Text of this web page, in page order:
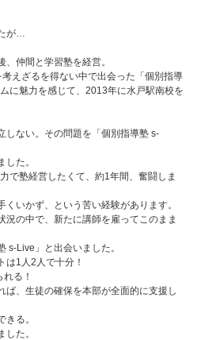
ログイン
が…
仲間と学習塾を経営。
えざるを得ない中で出会った「個別指導
に魅力を感じて、2013年に水戸駅南校を
ない。その問題を「個別指導塾 s-
た。
で塾経営したくて、約1年間、奮闘しま
いかず、という苦い経験があります。
況の中で、新たに講師を雇ってこのまま
s-Live」と出会いました。
は1人2人で十分！
る！
ば、生徒の確保を本部が全面的に支援し
る。
た。